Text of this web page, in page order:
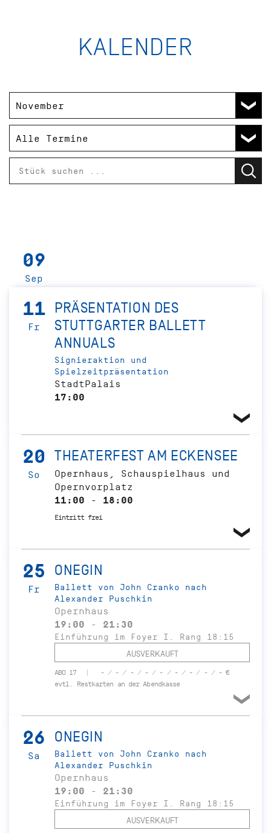
KALENDER
09
Sep
11
Fr
PRÄSENTATION DES
STUTTGARTER BALLETT
ANNUALS
Signieraktion und
Spielzeitpräsentation
StadtPalais
17:00
20
So
THEATERFEST AM ECKENSEE
Opernhaus, Schauspielhaus und
Opernvorplatz
11:00 - 18:00
Eintritt frei
25
Fr
ONEGIN
Ballett von John Cranko nach
Alexander Puschkin
Opernhaus
19:00 - 21:30
Einführung im Foyer I. Rang 18:15
AUSVERKAUFT
ABO 17
- / - / - / - / - / - / - / - / - €
evtl. Restkarten an der Abendkasse
26
Sa
ONEGIN
Ballett von John Cranko nach
Alexander Puschkin
Opernhaus
19:00 - 21:30
Einführung im Foyer I. Rang 18:15
AUSVERKAUFT